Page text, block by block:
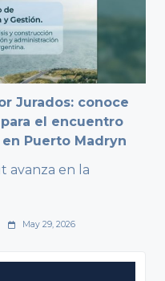
Jurados: conoce
el encuentro
Puerto Madryn
avanza en la
May 29, 2026